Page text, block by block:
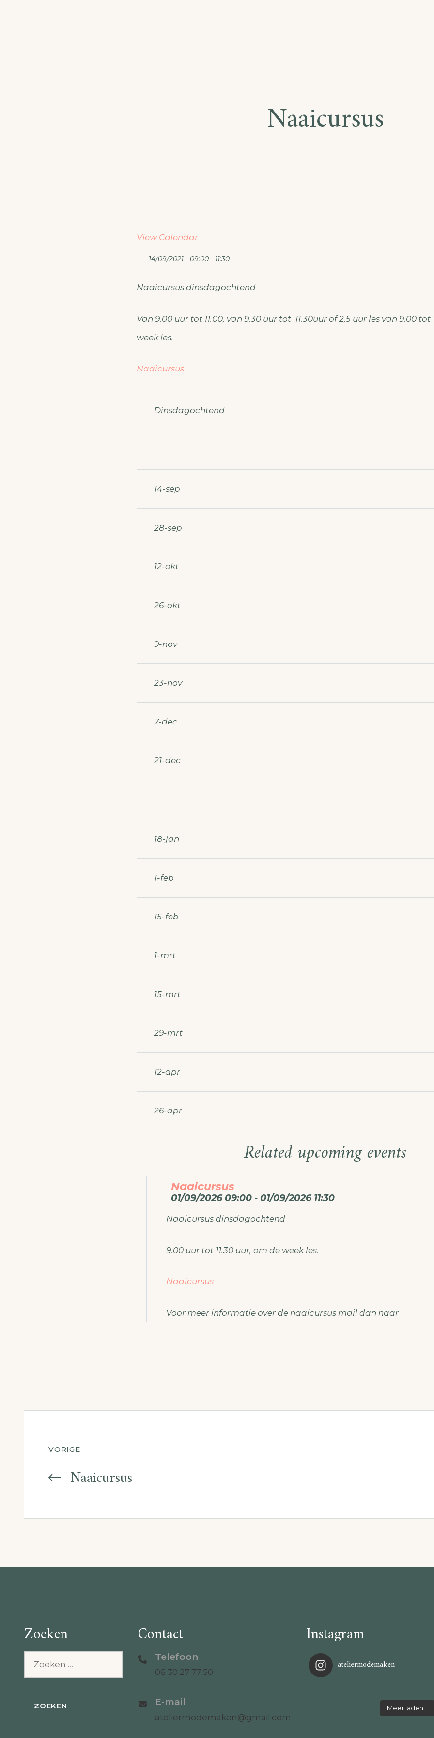
Naaicursus
View Calendar
14/09/2021 09:00 - 11:30
Naaicursus dinsdagochtend
Van 9.00 uur tot 11.00, van 9.30 uur tot 11.30uur of 2,5 uur les van 9.00 tot
week les.
Naaicursus
Dinsdagochtend
14-sep
28-sep
12-okt
26-okt
9-nov
23-nov
7-dec
21-dec
18-jan
1-feb
15-feb
1-mrt
15-mrt
29-mrt
12-apr
26-apr
Related upcoming events
Naaicursus
01/09/2026 09:00 - 01/09/2026 11:30
Naaicursus dinsdagochtend
9.00 uur tot 11.30 uur, om de week les.
Naaicursus
Voor meer informatie over de naaicursus mail dan naar
Berichtnavigatie
VORIGE
Naaicursus
Zoeken Contact
Telefoon
06 30 27 77 50
E-mail
ateliermodemaken@gmail.com
Instagram
ateliermodemaken
Meer laden…